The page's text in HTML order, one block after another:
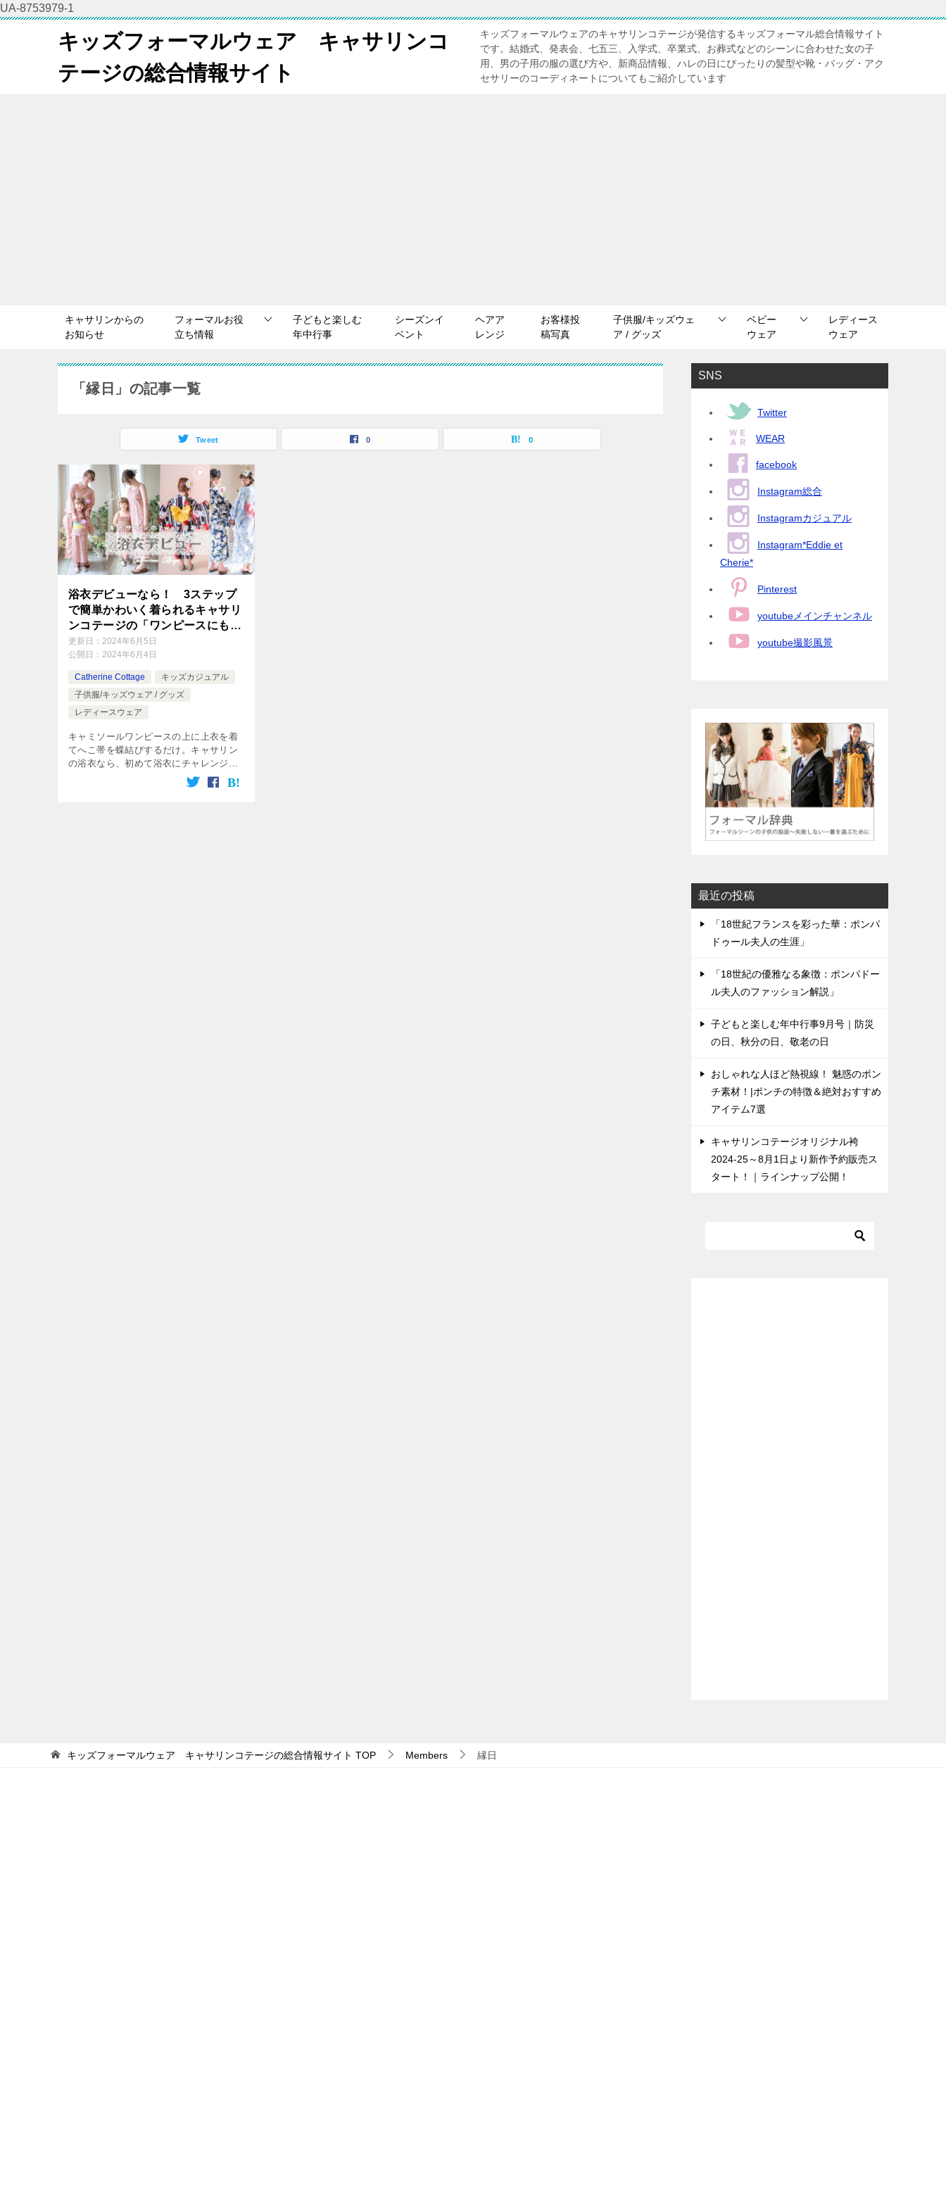
UA-8753979-1
キッズフォーマルウェア キャサリンコ
テージの総合情報サイト
キッズフォーマルウェアのキャサリンコテージが発信するキッズフォーマル総合情報サイト
です。結婚式、発表会、七五三、入学式、卒業式、お葬式などのシーンに合わせた女の子
用、男の子用の服の選び方や、新商品情報、ハレの日にぴったりの髪型や靴・バッグ・アク
セサリーのコーディネートについてもご紹介しています
キャサリンからの
お知らせ
フォーマルお役
立ち情報
子どもと楽しむ
年中行事
シーズンイ
ベント
ヘアア
レンジ
お客様投
稿写真
子供服/キッズウェ
ア / グッズ
ベビー
ウェア
レディース
ウェア
「縁日」の記事一覧
Tweet 0 0
浴衣デビューなら！ 3ステップ
で簡単かわいく着られるキャサリ
ンコテージの「ワンピースにもな
る2way浴衣」！
更新日： 2024年6月5日
公開日： 2024年6月4日
Catherine Cottage
キッズカジュアル
子供服/キッズウェア / グッズ
レディースウェア
キャミソールワンピースの上に上衣を着
てへこ帯を蝶結びするだけ。キャサリン
の浴衣なら、初めて浴衣にチャレンジす
る中高生や大人の女性でも簡単にかわい
く着られます。 花火大会にお祭り。ニッ
SNS
Twitter
WEAR
facebook
Instagram総合
Instagramカジュアル
Instagram*Eddie et
Cherie*
Pinterest
youtubeメインチャンネル
youtube撮影風景
最近の投稿
「18世紀フランスを彩った華：ポンパ
ドゥール夫人の生涯」
「18世紀の優雅なる象徴：ポンパドー
ル夫人のファッション解説」
子どもと楽しむ年中行事9月号｜防災
の日、秋分の日、敬老の日
おしゃれな人ほど熱視線！ 魅惑のポン
チ素材！|ポンチの特徴＆絶対おすすめ
アイテム7選
キャサリンコテージオリジナル袴
2024-25～8月1日より新作予約販売ス
タート！｜ラインナップ公開！
キッズフォーマルウェア キャサリンコテージの総合情報サイト TOP Members 縁日